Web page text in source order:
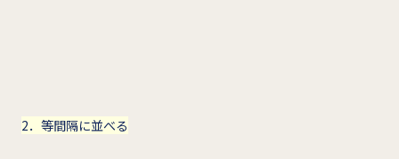
2．等間隔に並べる